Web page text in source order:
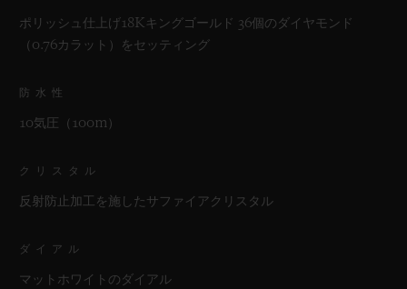
ポリッシュ仕上げ18Kキングゴールド 36個のダイヤモンド
（0.76カラット）をセッティング
防水性
10気圧（100m）
クリスタル
反射防止加工を施したサファイアクリスタル
ダイアル
マットホワイトのダイアル